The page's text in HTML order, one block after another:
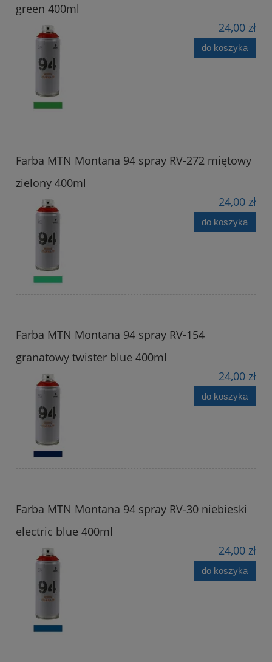
green 400ml
24,00 zł
do koszyka
Farba MTN Montana 94 spray RV-272 miętowy
zielony 400ml
24,00 zł
do koszyka
Farba MTN Montana 94 spray RV-154
granatowy twister blue 400ml
24,00 zł
do koszyka
Farba MTN Montana 94 spray RV-30 niebieski
electric blue 400ml
24,00 zł
do koszyka